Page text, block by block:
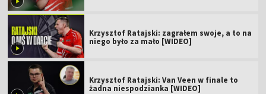
Krzysztof Ratajski: zagrałem swoje, a to na
niego było za mało [WIDEO]
Krzysztof Ratajski: Van Veen w finale to
żadna niespodzianka [WIDEO]